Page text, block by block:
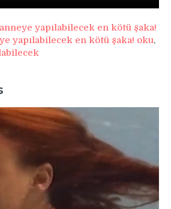
yapılabilecek en kötü şaka!
yapılabilecek en kötü şaka! oku,